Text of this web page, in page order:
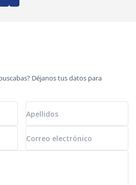
Déjanos tus datos para